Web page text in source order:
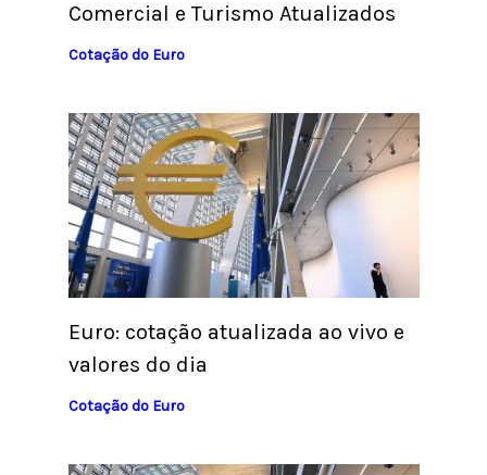
Comercial e Turismo Atualizados
Cotação do Euro
Euro: cotação atualizada ao vivo e
valores do dia
Cotação do Euro